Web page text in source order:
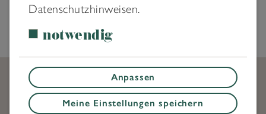
➥ZURÜCK ZUR STARTSEITE
Datenschutzhinweisen.
notwendig
Anpassen
Meine Einstellungen speichern